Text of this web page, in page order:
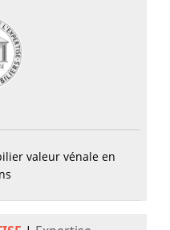
valeur vénale en